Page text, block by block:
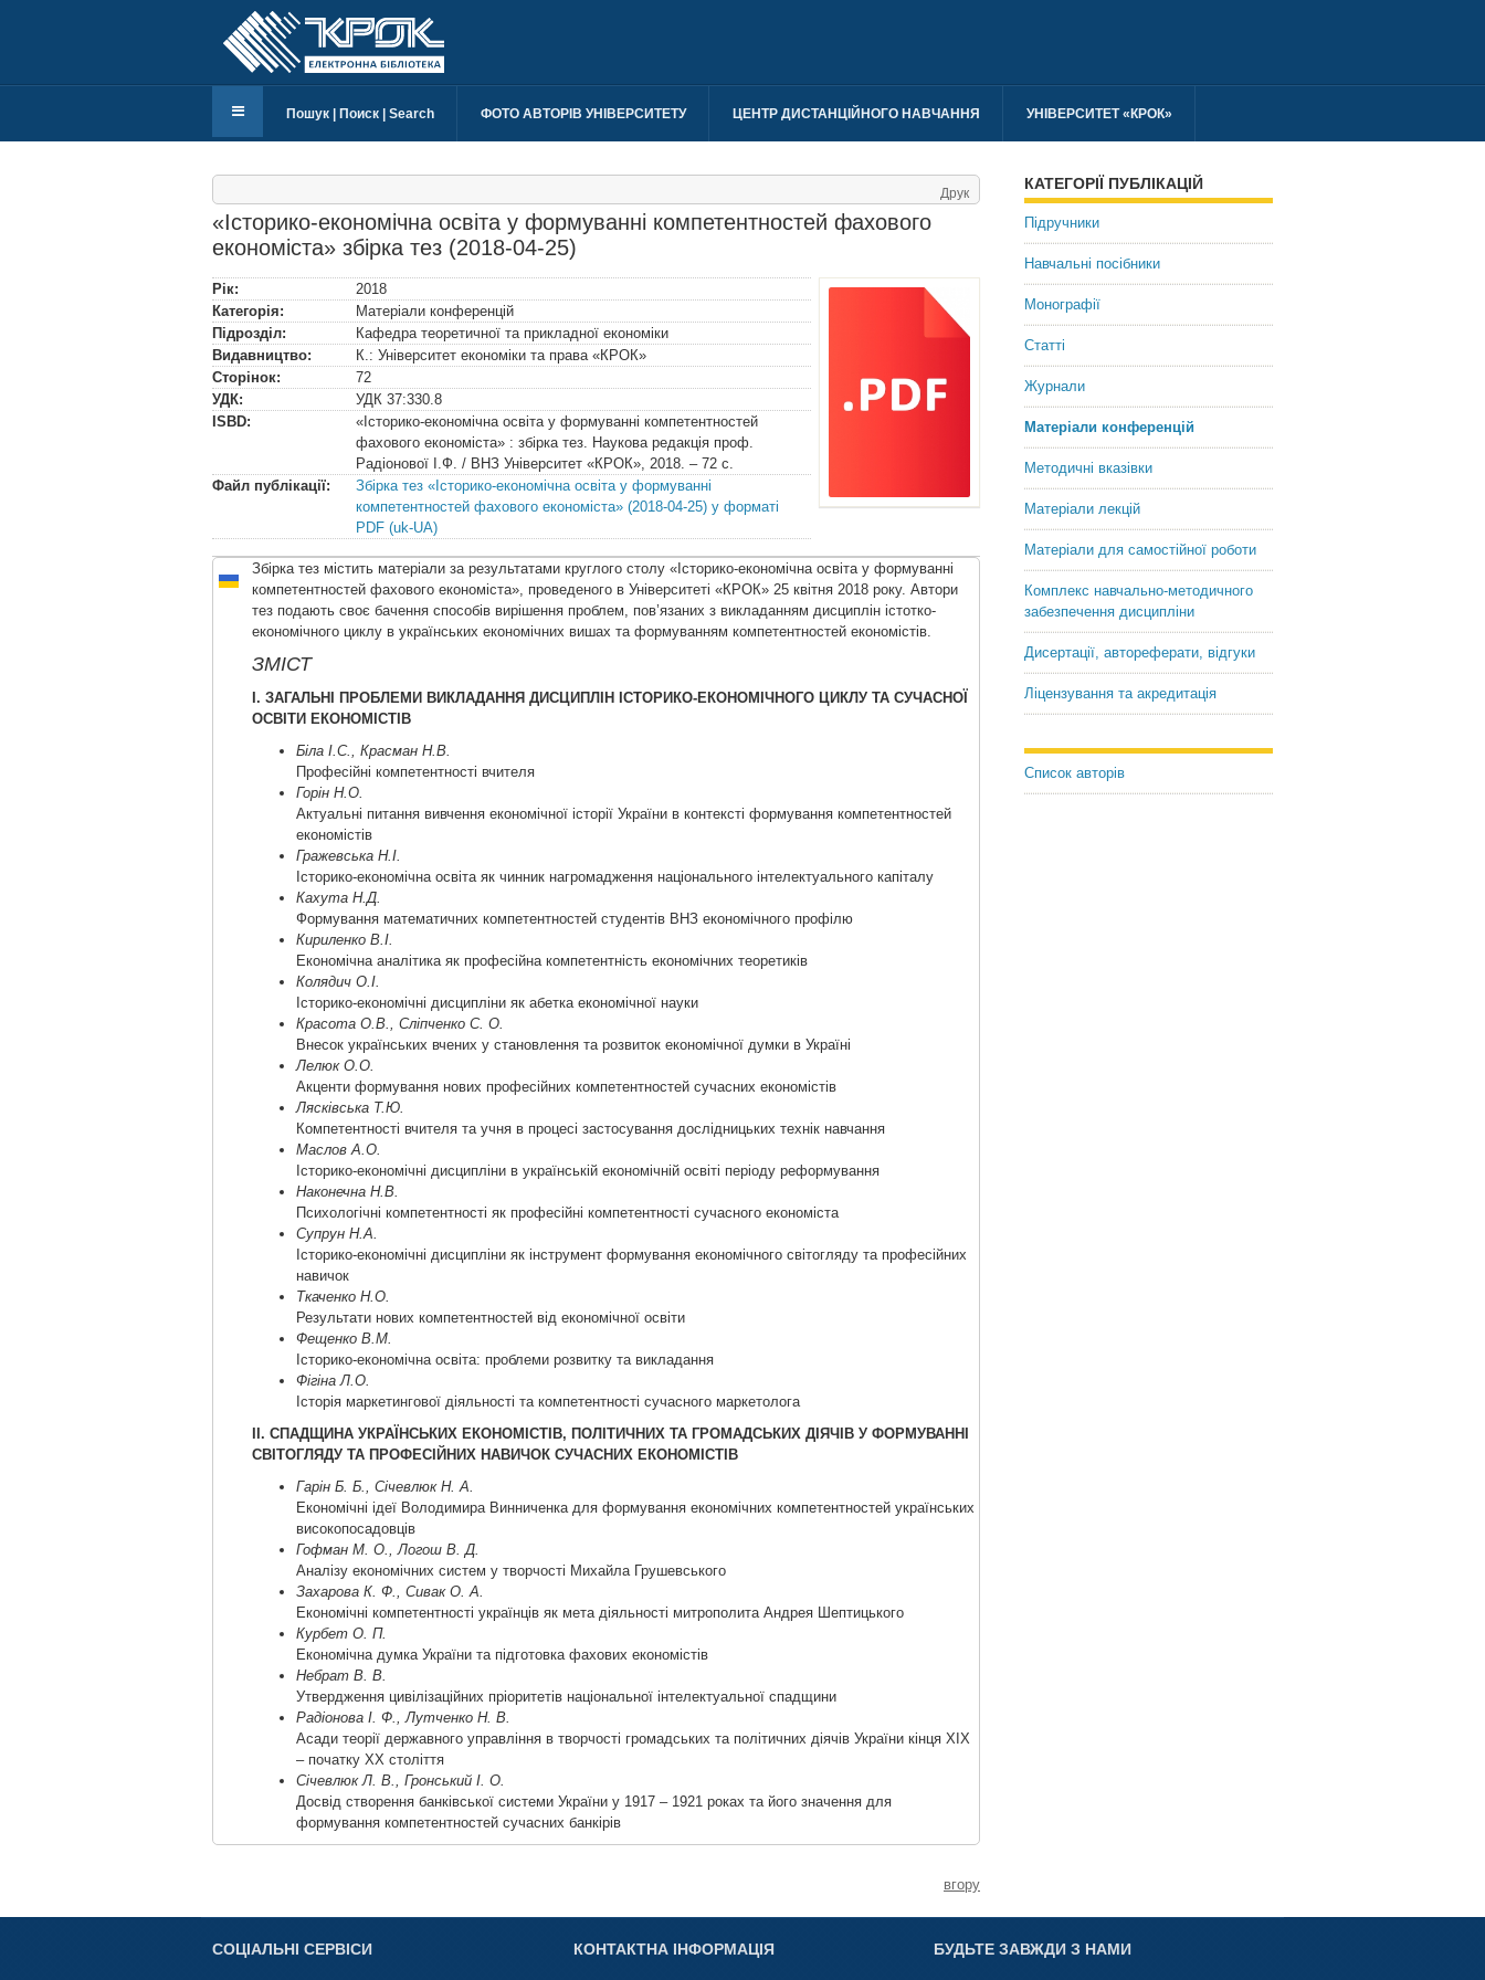
Пошук | Поиск | Search ФОТО АВТОРІВ УНІВЕРСИТЕТУ ЦЕНТР ДИСТАНЦІЙНОГО НАВЧАННЯ УНІВЕРСИТЕТ «КРОК»
Друк
«Історико-економічна освіта у формуванні компетентностей фахового
економіста» збірка тез (2018-04-25)
Рік:
2018
Категорія:
Матеріали конференцій
Підрозділ:
Кафедра теоретичної та прикладної економіки
Видавництво:
К.: Університет економіки та права «КРОК»
Сторінок:
72
УДК:
УДК 37:330.8
ISBD:
«Історико-економічна освіта у формуванні компетентностей
фахового економіста» : збірка тез. Наукова редакція проф.
Радіонової І.Ф. / ВНЗ Університет «КРОК», 2018. – 72 с.
Файл публікації:
Збірка тез «Історико-економічна освіта у формуванні
компетентностей фахового економіста» (2018-04-25) у форматі
PDF (uk-UA)
Збірка тез містить матеріали за результатами круглого столу «Історико-економічна освіта у формуванні
компетентностей фахового економіста», проведеного в Університеті «КРОК» 25 квітня 2018 року. Автори
тез подають своє бачення способів вирішення проблем, пов’язаних з викладанням дисциплін істотко-
економічного циклу в українських економічних вишах та формуванням компетентностей економістів.
ЗМІСТ
І. ЗАГАЛЬНІ ПРОБЛЕМИ ВИКЛАДАННЯ ДИСЦИПЛІН ІСТОРИКО-ЕКОНОМІЧНОГО ЦИКЛУ ТА СУЧАСНОЇ
ОСВІТИ ЕКОНОМІСТІВ
Біла І.С., Красман Н.В.
Професійні компетентності вчителя
Горін Н.О.
Актуальні питання вивчення економічної історії України в контексті формування компетентностей
економістів
Гражевська Н.І.
Історико-економічна освіта як чинник нагромадження національного інтелектуального капіталу
Кахута Н.Д.
Формування математичних компетентностей студентів ВНЗ економічного профілю
Кириленко В.І.
Економічна аналітика як професійна компетентність економічних теоретиків
Колядич О.І.
Історико-економічні дисципліни як абетка економічної науки
Красота О.В., Сліпченко С. О.
Внесок українських вчених у становлення та розвиток економічної думки в Україні
Лелюк О.О.
Акценти формування нових професійних компетентностей сучасних економістів
Лясківська Т.Ю.
Компетентності вчителя та учня в процесі застосування дослідницьких технік навчання
Маслов А.О.
Історико-економічні дисципліни в українській економічній освіті періоду реформування
Наконечна Н.В.
Психологічні компетентності як професійні компетентності сучасного економіста
Супрун Н.А.
Історико-економічні дисципліни як інструмент формування економічного світогляду та професійних
навичок
Ткаченко Н.О.
Результати нових компетентностей від економічної освіти
Фещенко В.М.
Історико-економічна освіта: проблеми розвитку та викладання
Фігіна Л.О.
Історія маркетингової діяльності та компетентності сучасного маркетолога
ІІ. СПАДЩИНА УКРАЇНСЬКИХ ЕКОНОМІСТІВ, ПОЛІТИЧНИХ ТА ГРОМАДСЬКИХ ДІЯЧІВ У ФОРМУВАННІ
СВІТОГЛЯДУ ТА ПРОФЕСІЙНИХ НАВИЧОК СУЧАСНИХ ЕКОНОМІСТІВ
Гарін Б. Б., Січевлюк Н. А.
Економічні ідеї Володимира Винниченка для формування економічних компетентностей українських
високопосадовців
Гофман М. О., Логош В. Д.
Аналізу економічних систем у творчості Михайла Грушевського
Захарова К. Ф., Сивак О. А.
Економічні компетентності українців як мета діяльності митрополита Андрея Шептицького
Курбет О. П.
Економічна думка України та підготовка фахових економістів
Небрат В. В.
Утвердження цивілізаційних пріоритетів національної інтелектуальної спадщини
Радіонова І. Ф., Лутченко Н. В.
Асади теорії державного управління в творчості громадських та політичних діячів України кінця ХІХ
– початку ХХ століття
Січевлюк Л. В., Гронський І. О.
Досвід створення банківської системи України у 1917 – 1921 роках та його значення для
формування компетентностей сучасних банкірів
вгору
КАТЕГОРІЇ ПУБЛІКАЦІЙ
Підручники
Навчальні посібники
Монографії
Статті
Журнали
Матеріали конференцій
Методичні вказівки
Матеріали лекцій
Матеріали для самостійної роботи
Комплекс навчально-методичного
забезпечення дисципліни
Дисертації, автореферати, відгуки
Ліцензування та акредитація
Список авторів
СОЦІАЛЬНІ СЕРВІСИ КОНТАКТНА ІНФОРМАЦІЯ БУДЬТЕ ЗАВЖДИ З НАМИ